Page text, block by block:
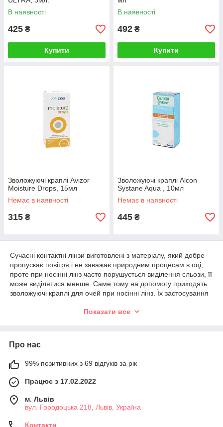
В наявності
425 ₴
Купити
В наявності
492 ₴
Купити
Зволожуючі краплі Avizor
Moisture Drops, 15мл
Немає в наявності
315 ₴
Зволожуючі краплі Alcon
Systane Aqua , 10мл
Немає в наявності
445 ₴
Сучасні контактні лінзи виготовлені з матеріалу, який добре
пропускає повітря і не заважає природним процесам в оці,
проте при носінні лінз часто порушується виділення сльози, її
може виділятися менше. Саме тому на допомогу приходять
зволожуючі краплі для очей при носінні лінз. Їх застосування
зору, що може відбуватися при синдромі сухого ока. Краплі
Показати все
Про нас
99% позитивних з 69 відгуків за рік
Працює з 17.02.2022
м. Львів
вул. Городоцька 218, Львів, Україна
Контакти